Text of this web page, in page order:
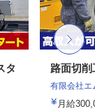
タ
路面切
有限会社エ
月給